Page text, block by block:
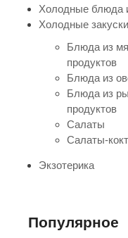
Холодные блюда
Холодные закуски
Блюда из
продуктов
Блюда из
Блюда из
продуктов
Салаты
Салаты-
Экзотерика
Популярное